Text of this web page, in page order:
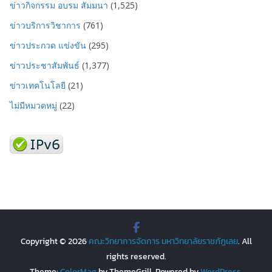
ข่าวกิจกรรม อบรม สัมมนา (1,525)
ข่าวบริการวิชาการ (761)
ข่าวประกวด แข่งขัน (295)
ข่าวประชาสัมพันธ์ (1,377)
ข่าวเทคโนโลยี (21)
ไม่มีหมวดหมู่ (22)
Copyright © 2026คณะวิทยาการจัดการ มหาวิทยาลัยราชภัฏเลย. All
rights reserved.